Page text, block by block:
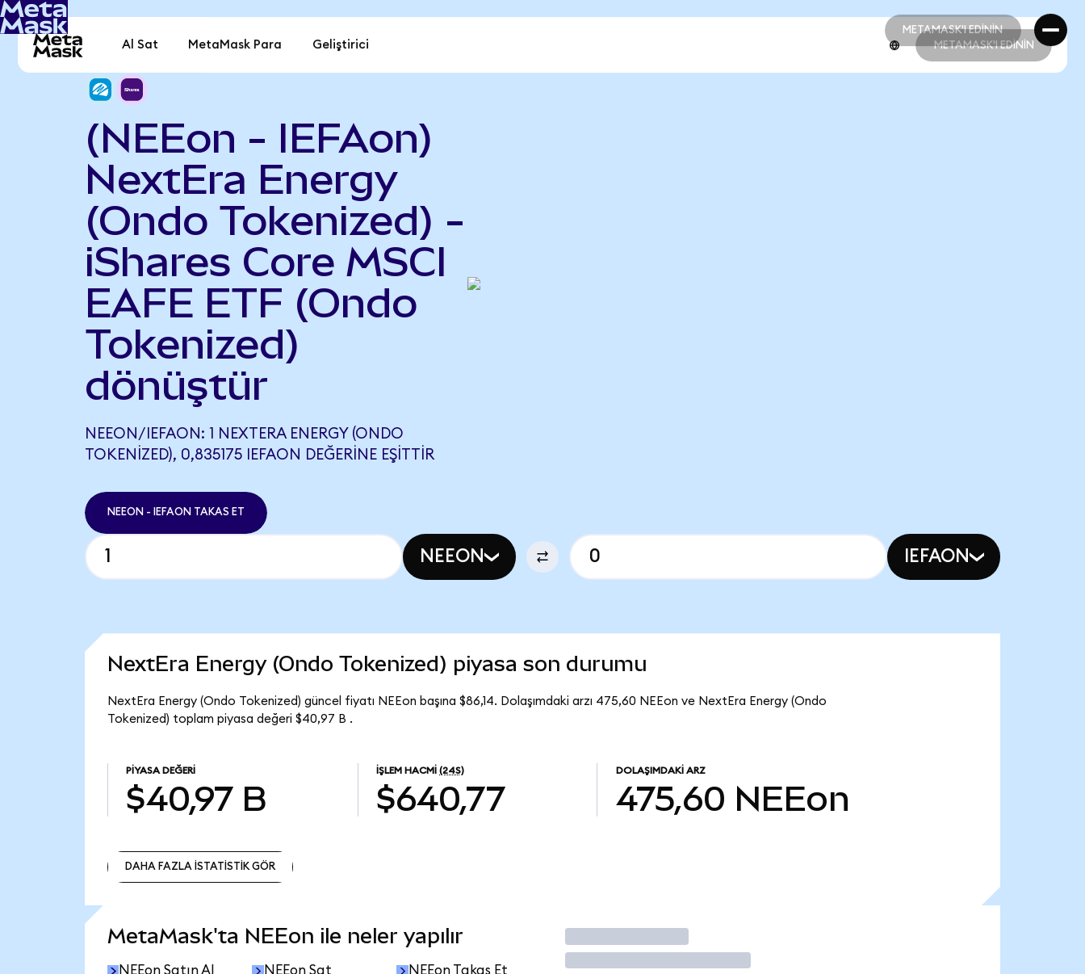
METAMASK'I EDİNİN
METAMASK'I EDİNİN
Al Sat MetaMask Para Geliştirici METAMASK'I EDİNİN
(NEEon - IEFAon)
NextEra Energy
(Ondo Tokenized) -
iShares Core MSCI
EAFE ETF (Ondo
Tokenized)
dönüştür
NEEON/IEFAON: 1 NEXTERA ENERGY (ONDO
TOKENIZED), 0,835175 IEFAON DEĞERINE EŞITTIR
NEEON - IEFAON TAKAS ET
NEEON IEFAON
NextEra Energy (Ondo Tokenized) piyasa son durumu
NextEra Energy (Ondo Tokenized) güncel fiyatı NEEon başına $86,14. Dolaşımdaki arzı 475,60 NEEon ve NextEra Energy (Ondo
Tokenized) toplam piyasa değeri $40,97 B .
PIYASA DEĞERI
$40,97 B
İŞLEM HACMI (24S)
$640,77
DOLAŞIMDAKI ARZ
475,60 NEEon
DAHA FAZLA İSTATİSTİK GÖR
MetaMask'ta NEEon ile neler yapılır
NEEon Satın Al NEEon Sat NEEon Takas Et
İşlem Yap